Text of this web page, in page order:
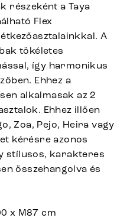
részeként a Taya
Flex
A
tökéletes
így harmonikus
Ehhez a
alkalmasak az 2
Ehhez illően
Zoa, Pejo, Heira vagy
kérésre azonos
stílusos, karakteres
összehangolva és
x M87 cm